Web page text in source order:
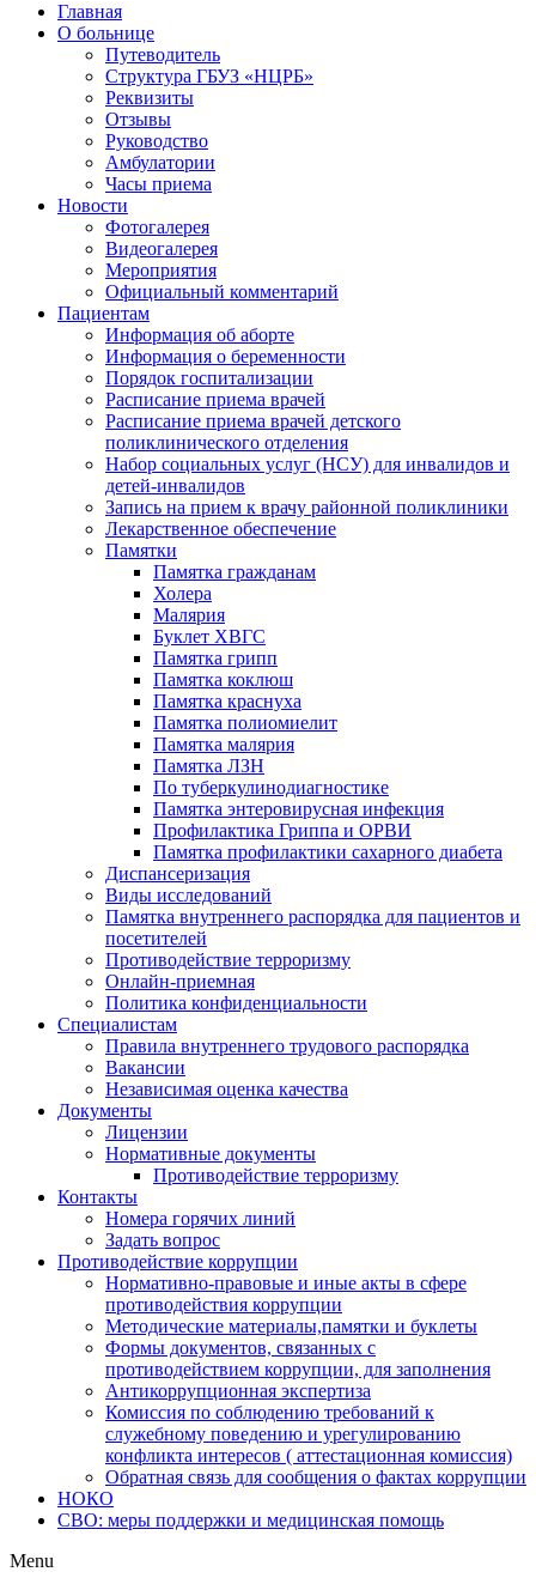
Главная
О больнице
Путеводитель
Структура ГБУЗ «НЦРБ»
Реквизиты
Отзывы
Руководство
Амбулатории
Часы приема
Новости
Фотогалерея
Видеогалерея
Мероприятия
Официальный комментарий
Пациентам
Информация об аборте
Информация о беременности
Порядок госпитализации
Расписание приема врачей
Расписание приема врачей детского
поликлинического отделения
Набор социальных услуг (НСУ) для инвалидов и
детей-инвалидов
Запись на прием к врачу районной поликлиники
Лекарственное обеспечение
Памятки
Памятка гражданам
Холера
Малярия
Буклет ХВГС
Памятка грипп
Памятка коклюш
Памятка краснуха
Памятка полиомиелит
Памятка малярия
Памятка ЛЗН
По туберкулинодиагностике
Памятка энтеровирусная инфекция
Профилактика Гриппа и ОРВИ
Памятка профилактики сахарного диабета
Диспансеризация
Виды исследований
Памятка внутреннего распорядка для пациентов и
посетителей
Противодействие терроризму
Онлайн-приемная
Политика конфиденциальности
Cпециалистам
Правила внутреннего трудового распорядка
Вакансии
Независимая оценка качества
Документы
Лицензии
Нормативные документы
Противодействие терроризму
Контакты
Номера горячих линий
Задать вопрос
Противодействие коррупции
Нормативно-правовые и иные акты в сфере
противодействия коррупции
Методические материалы,памятки и буклеты
Формы документов, связанных с
противодействием коррупции, для заполнения
Антикоррупционная экспертиза
Комиссия по соблюдению требований к
служебному поведению и урегулированию
конфликта интересов ( аттестационная комиссия)
Обратная связь для сообщения о фактах коррупции
НОКО
СВО: меры поддержки и медицинская помощь
Menu